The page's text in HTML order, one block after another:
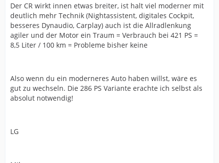
Der CR wirkt innen etwas breiter, ist halt viel moderner mit
deutlich mehr Technik (Nightassistent, digitales Cockpit,
besseres Dynaudio, Carplay) auch ist die Allradlenkung
agiler und der Motor ein Traum = Verbrauch bei 421 PS =
8,5 Liter / 100 km = Probleme bisher keine
Also wenn du ein moderneres Auto haben willst, wäre es
gut zu wechseln. Die 286 PS Variante erachte ich selbst als
absolut notwendig!
LG